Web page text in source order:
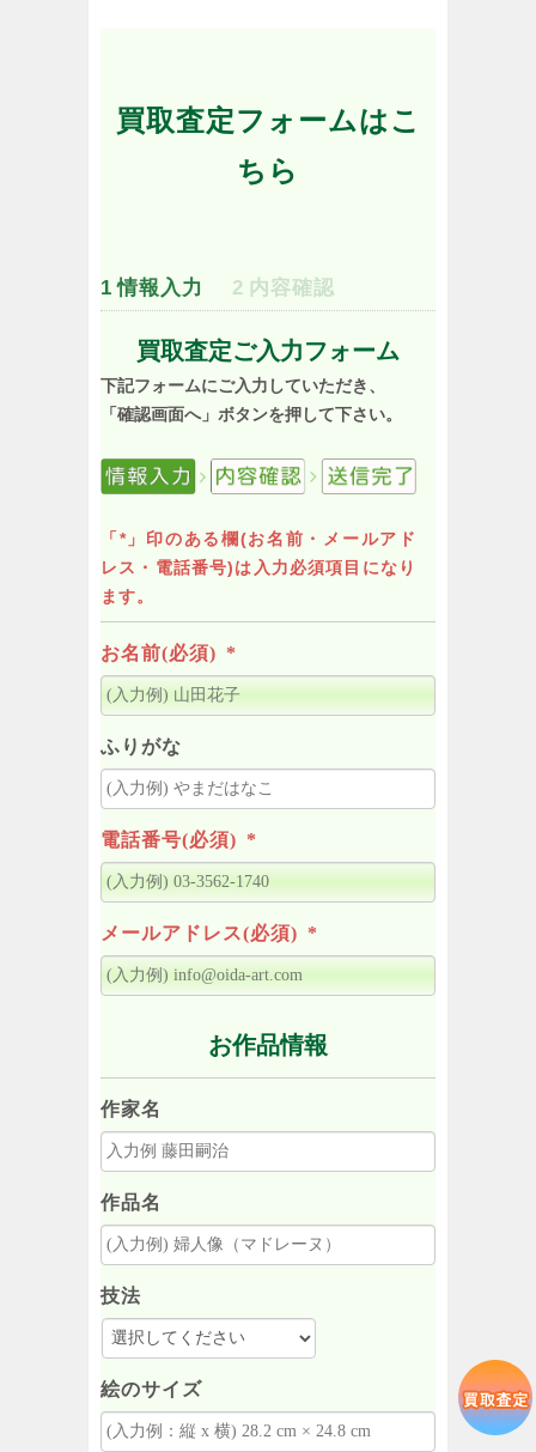
買取査定フォームはこ
ちら
1 情報入力 2 内容確認
買取査定ご入力フォーム
下記フォームにご入力していただき、
「確認画面へ」ボタンを押して下さい。
「*」印のある欄(お名前・メールアド
レス・電話番号)は入力必須項目になり
ます。
お名前(必須) *
ふりがな
電話番号(必須) *
メールアドレス(必須) *
お作品情報
作家名
作品名
技法
絵のサイズ